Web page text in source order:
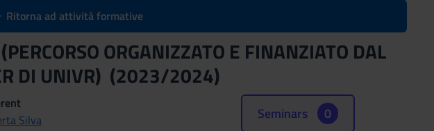
Ritorna ad attività formative
ORGANIZZATO E FINANZIATO DAL
DI UNIVR) (2023/2024)
Silva
Seminars 0